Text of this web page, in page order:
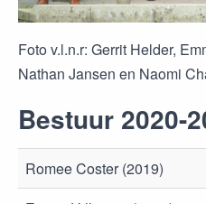
Foto v.l.n.r: Gerrit Helder,
Nathan Jansen en Naomi
Bestuur 2020-
Romee Coster (2019)